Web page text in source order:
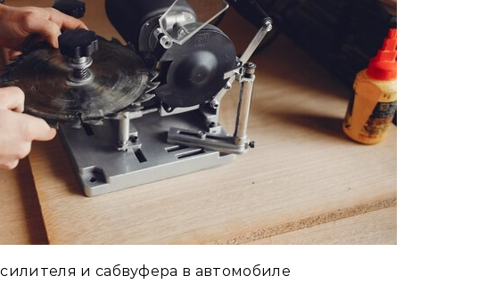
и сабвуфера в автомобиле